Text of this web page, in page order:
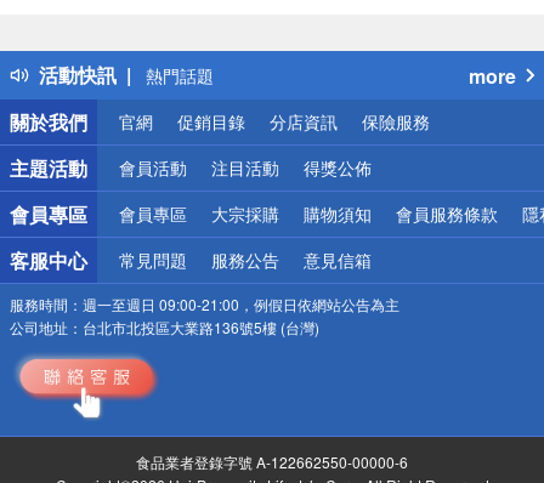
活動快訊
得獎公告
熱門話題
銀行優惠
偏遠地區配送
詐騙網頁！請小心！
more
關於我們
官網 促銷目錄 分店資訊 保險服務
主題活動 會員活動 注目活動 得獎公佈
會員專區 會員專區 大宗採購 購物須知 會員服務條款 隱
客服中心 常見問題 服務公告 意見信箱
服務時間： 週一至週日 09:00-21:00，例假日依網站公告為主
公司地址： 台北市北投區大業路136號5樓 (台灣)
食品業者登錄字號 A-122662550-00000-6